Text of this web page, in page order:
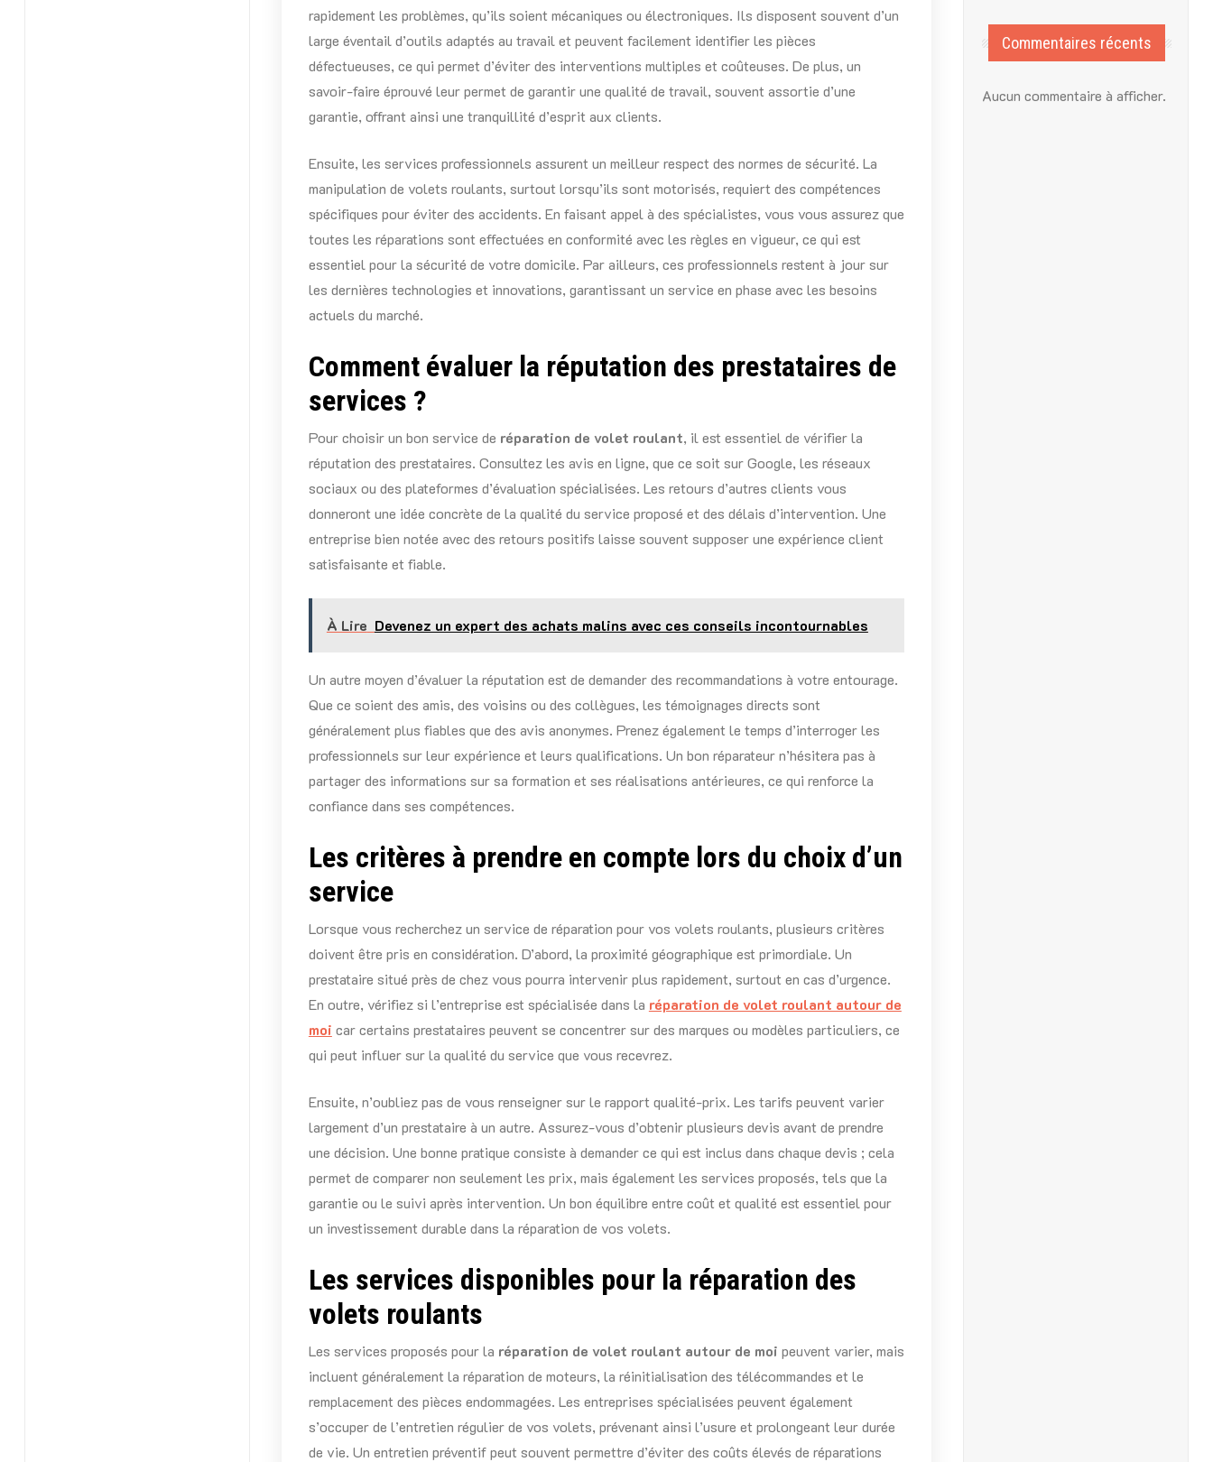
rapidement les problèmes, qu’ils soient mécaniques ou électroniques. Ils disposent souvent d’un
large éventail d’outils adaptés au travail et peuvent facilement identifier les pièces
défectueuses, ce qui permet d’éviter des interventions multiples et coûteuses. De plus, un
savoir-faire éprouvé leur permet de garantir une qualité de travail, souvent assortie d’une
garantie, offrant ainsi une tranquillité d’esprit aux clients.
Ensuite, les services professionnels assurent un meilleur respect des normes de sécurité. La
manipulation de volets roulants, surtout lorsqu’ils sont motorisés, requiert des compétences
spécifiques pour éviter des accidents. En faisant appel à des spécialistes, vous vous assurez que
toutes les réparations sont effectuées en conformité avec les règles en vigueur, ce qui est
essentiel pour la sécurité de votre domicile. Par ailleurs, ces professionnels restent à jour sur
les dernières technologies et innovations, garantissant un service en phase avec les besoins
actuels du marché.
Comment évaluer la réputation des prestataires de
services ?
Pour choisir un bon service de réparation de volet roulant, il est essentiel de vérifier la
réputation des prestataires. Consultez les avis en ligne, que ce soit sur Google, les réseaux
sociaux ou des plateformes d’évaluation spécialisées. Les retours d’autres clients vous
donneront une idée concrète de la qualité du service proposé et des délais d’intervention. Une
entreprise bien notée avec des retours positifs laisse souvent supposer une expérience client
satisfaisante et fiable.
À Lire Devenez un expert des achats malins avec ces conseils incontournables
Un autre moyen d’évaluer la réputation est de demander des recommandations à votre entourage.
Que ce soient des amis, des voisins ou des collègues, les témoignages directs sont
généralement plus fiables que des avis anonymes. Prenez également le temps d’interroger les
professionnels sur leur expérience et leurs qualifications. Un bon réparateur n’hésitera pas à
partager des informations sur sa formation et ses réalisations antérieures, ce qui renforce la
confiance dans ses compétences.
Les critères à prendre en compte lors du choix d’un
service
Lorsque vous recherchez un service de réparation pour vos volets roulants, plusieurs critères
doivent être pris en considération. D’abord, la proximité géographique est primordiale. Un
prestataire situé près de chez vous pourra intervenir plus rapidement, surtout en cas d’urgence.
En outre, vérifiez si l’entreprise est spécialisée dans la réparation de volet roulant autour de
moi car certains prestataires peuvent se concentrer sur des marques ou modèles particuliers, ce
qui peut influer sur la qualité du service que vous recevrez.
Ensuite, n’oubliez pas de vous renseigner sur le rapport qualité-prix. Les tarifs peuvent varier
largement d’un prestataire à un autre. Assurez-vous d’obtenir plusieurs devis avant de prendre
une décision. Une bonne pratique consiste à demander ce qui est inclus dans chaque devis ; cela
permet de comparer non seulement les prix, mais également les services proposés, tels que la
garantie ou le suivi après intervention. Un bon équilibre entre coût et qualité est essentiel pour
un investissement durable dans la réparation de vos volets.
Les services disponibles pour la réparation des
volets roulants
Les services proposés pour la réparation de volet roulant autour de moi peuvent varier, mais
incluent généralement la réparation de moteurs, la réinitialisation des télécommandes et le
remplacement des pièces endommagées. Les entreprises spécialisées peuvent également
s’occuper de l’entretien régulier de vos volets, prévenant ainsi l’usure et prolongeant leur durée
de vie. Un entretien préventif peut souvent permettre d’éviter des coûts élevés de réparations
Commentaires récents
Aucun commentaire à afficher.